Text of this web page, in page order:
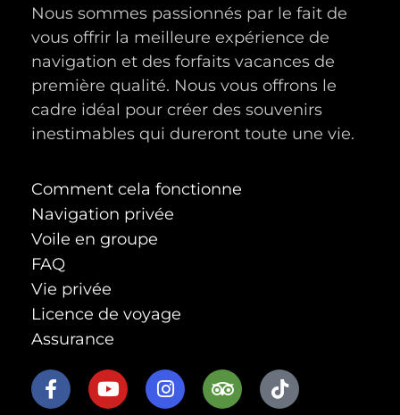
Nous sommes passionnés par le fait de
vous offrir la meilleure expérience de
navigation et des forfaits vacances de
première qualité. Nous vous offrons le
cadre idéal pour créer des souvenirs
inestimables qui dureront toute une vie.
Comment cela fonctionne
Navigation privée
Voile en groupe
FAQ
Vie privée
Licence de voyage
Assurance